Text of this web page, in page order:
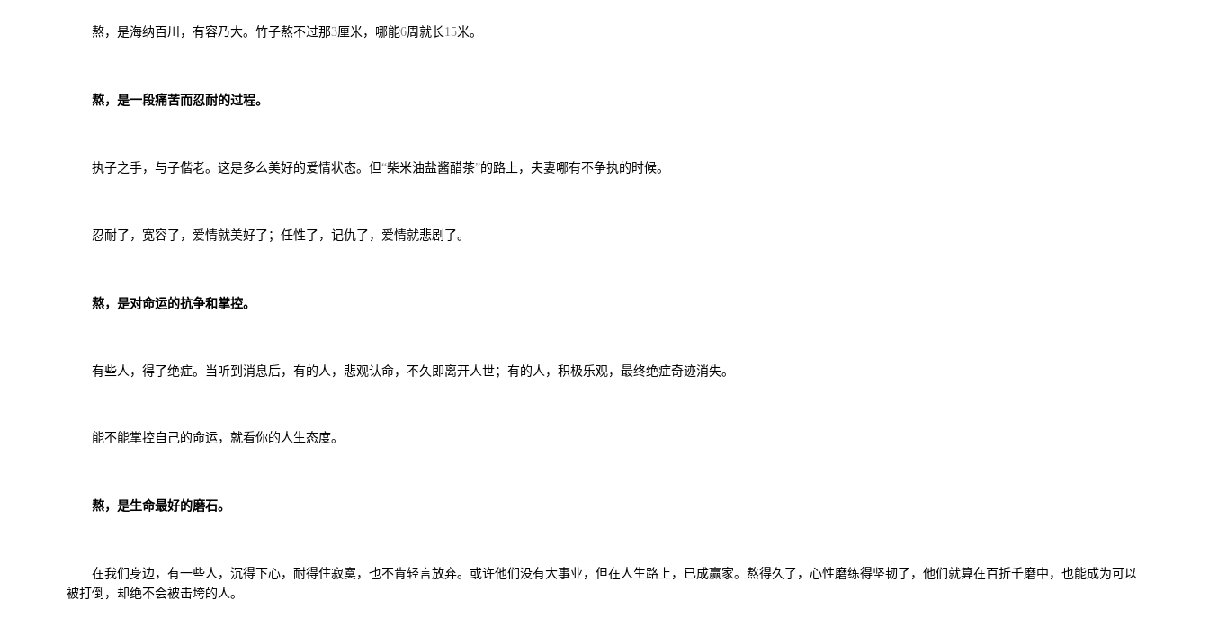
熬，是海纳百川，有容乃大。竹子熬不过那3厘米，哪能6周就长15米。
熬，是一段痛苦而忍耐的过程。
执子之手，与子偕老。这是多么美好的爱情状态。但“柴米油盐酱醋茶”的路上，夫妻哪有不争执的时候。
忍耐了，宽容了，爱情就美好了；任性了，记仇了，爱情就悲剧了。
熬，是对命运的抗争和掌控。
有些人，得了绝症。当听到消息后，有的人，悲观认命，不久即离开人世；有的人，积极乐观，最终绝症奇迹消失。
能不能掌控自己的命运，就看你的人生态度。
熬，是生命最好的磨石。
在我们身边，有一些人，沉得下心，耐得住寂寞，也不肯轻言放弃。或许他们没有大事业，但在人生路上，已成赢家。熬得久了，心性磨练得坚韧了，他们就算在百折千磨中，也能成为可以
被打倒，却绝不会被击垮的人。